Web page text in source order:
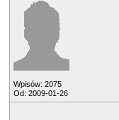
Wpisów: 2075
Od: 2009-01-26